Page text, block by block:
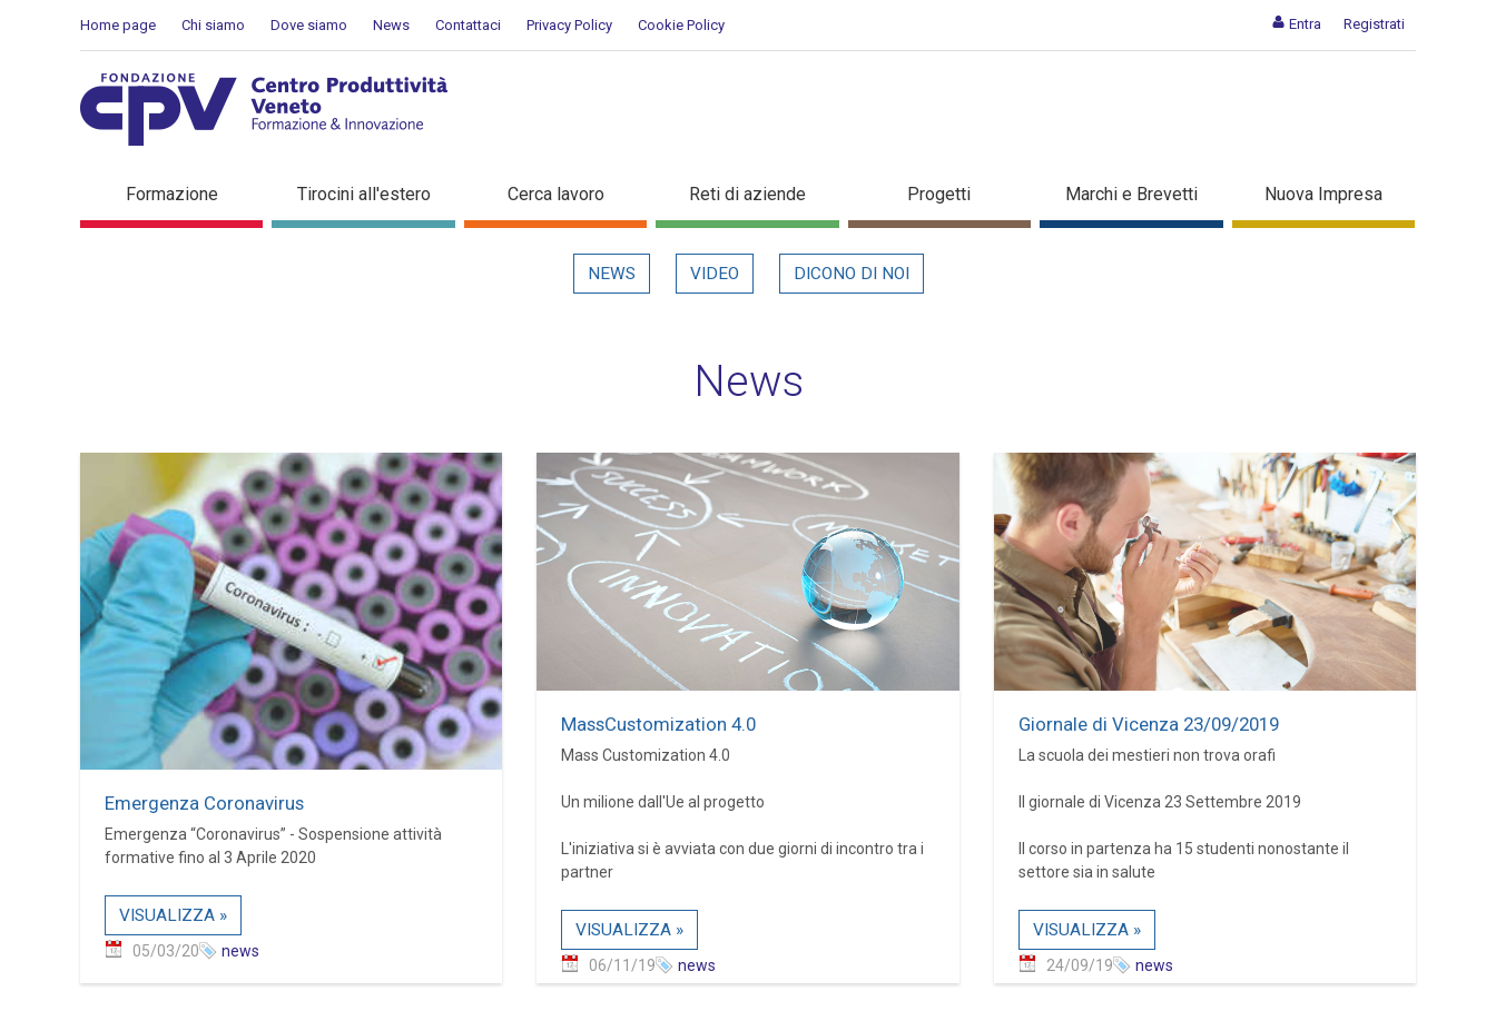
Entra Registrati
Home page Chi siamo Dove siamo News Contattaci Privacy Policy Cookie Policy
Dettaglio in evidenza
Formazione Tirocini all'estero Cerca lavoro Reti di aziende Progetti Marchi e Brevetti Nuova Impresa
NEWS VIDEO DICONO DI NOI
News
Emergenza Coronavirus
Emergenza “Coronavirus” - Sospensione attività
formative fino al 3 Aprile 2020
VISUALIZZA »
05/03/20 news
MassCustomization 4.0
Mass Customization 4.0
Un milione dall'Ue al progetto
L'iniziativa si è avviata con due giorni di incontro tra i
partner
VISUALIZZA »
06/11/19 news
Giornale di Vicenza 23/09/2019
La scuola dei mestieri non trova orafi
Il giornale di Vicenza 23 Settembre 2019
Il corso in partenza ha 15 studenti nonostante il
settore sia in salute
VISUALIZZA »
24/09/19 news